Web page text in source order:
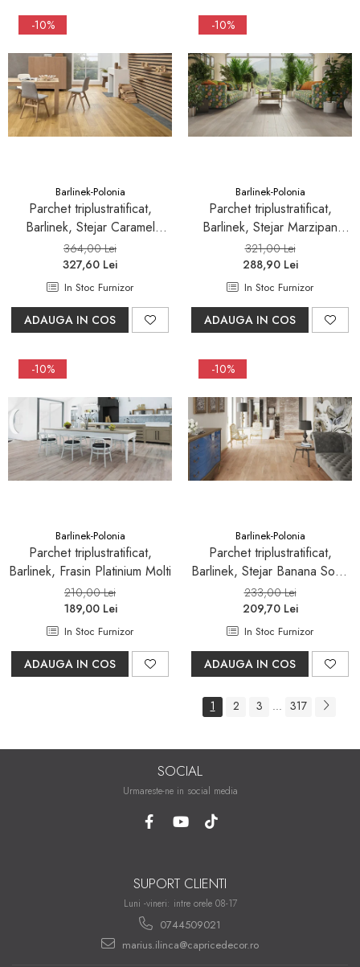
-10%
Barlinek-Polonia
Parchet triplustratificat,
Barlinek, Stejar Caramel
Grande
364,00 Lei
327,60 Lei
In Stoc Furnizor
ADAUGA IN COS
-10%
Barlinek-Polonia
Parchet triplustratificat,
Barlinek, Stejar Marzipan
Muffin Grande
321,00 Lei
288,90 Lei
In Stoc Furnizor
ADAUGA IN COS
-10%
Barlinek-Polonia
Parchet triplustratificat,
Barlinek, Frasin Platinium Molti
210,00 Lei
189,00 Lei
In Stoc Furnizor
ADAUGA IN COS
-10%
Barlinek-Polonia
Parchet triplustratificat,
Barlinek, Stejar Banana Song
Grande Scurt
233,00 Lei
209,70 Lei
In Stoc Furnizor
ADAUGA IN COS
1 2 3 ... 317
SOCIAL
Urmareste-ne in social media
SUPORT CLIENTI
Luni -vineri: intre orele 08-17
0744509021
marius.ilinca@capricedecor.ro